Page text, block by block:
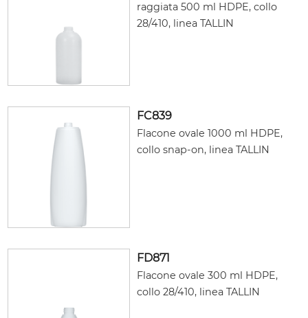
raggiata 500 ml HDPE, collo
28/410, linea TALLIN
FC839
Flacone ovale 1000 ml HDPE,
collo snap-on, linea TALLIN
FD871
Flacone ovale 300 ml HDPE,
collo 28/410, linea TALLIN